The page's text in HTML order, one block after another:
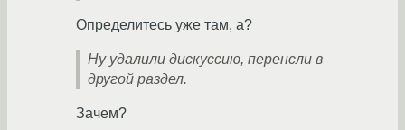
Определитесь уже там, а?
Ну удалили дискуссию, перенсли в
другой раздел.
Зачем?